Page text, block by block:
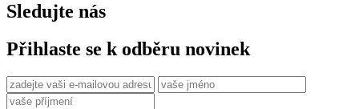
Sledujte nás
Přihlaste se k odběru novinek